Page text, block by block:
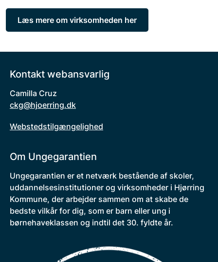
Læs mere om virksomheden her
Kontakt webansvarlig
Camilla Cruz
ckg@hjoerring.dk
Webstedstilgængelighed
Om Ungegarantien
Ungegarantien er et netværk bestående af skoler,
uddannelsesinstitutioner og virksomheder i Hjørring
Kommune, der arbejder sammen om at skabe de
bedste vilkår for dig, som er barn eller ung i
børnehaveklassen og indtil det 30. fyldte år.